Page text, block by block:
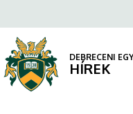
tehetségek
és
mestereik
a
tartalomra
DEBRECENI
HÍREK